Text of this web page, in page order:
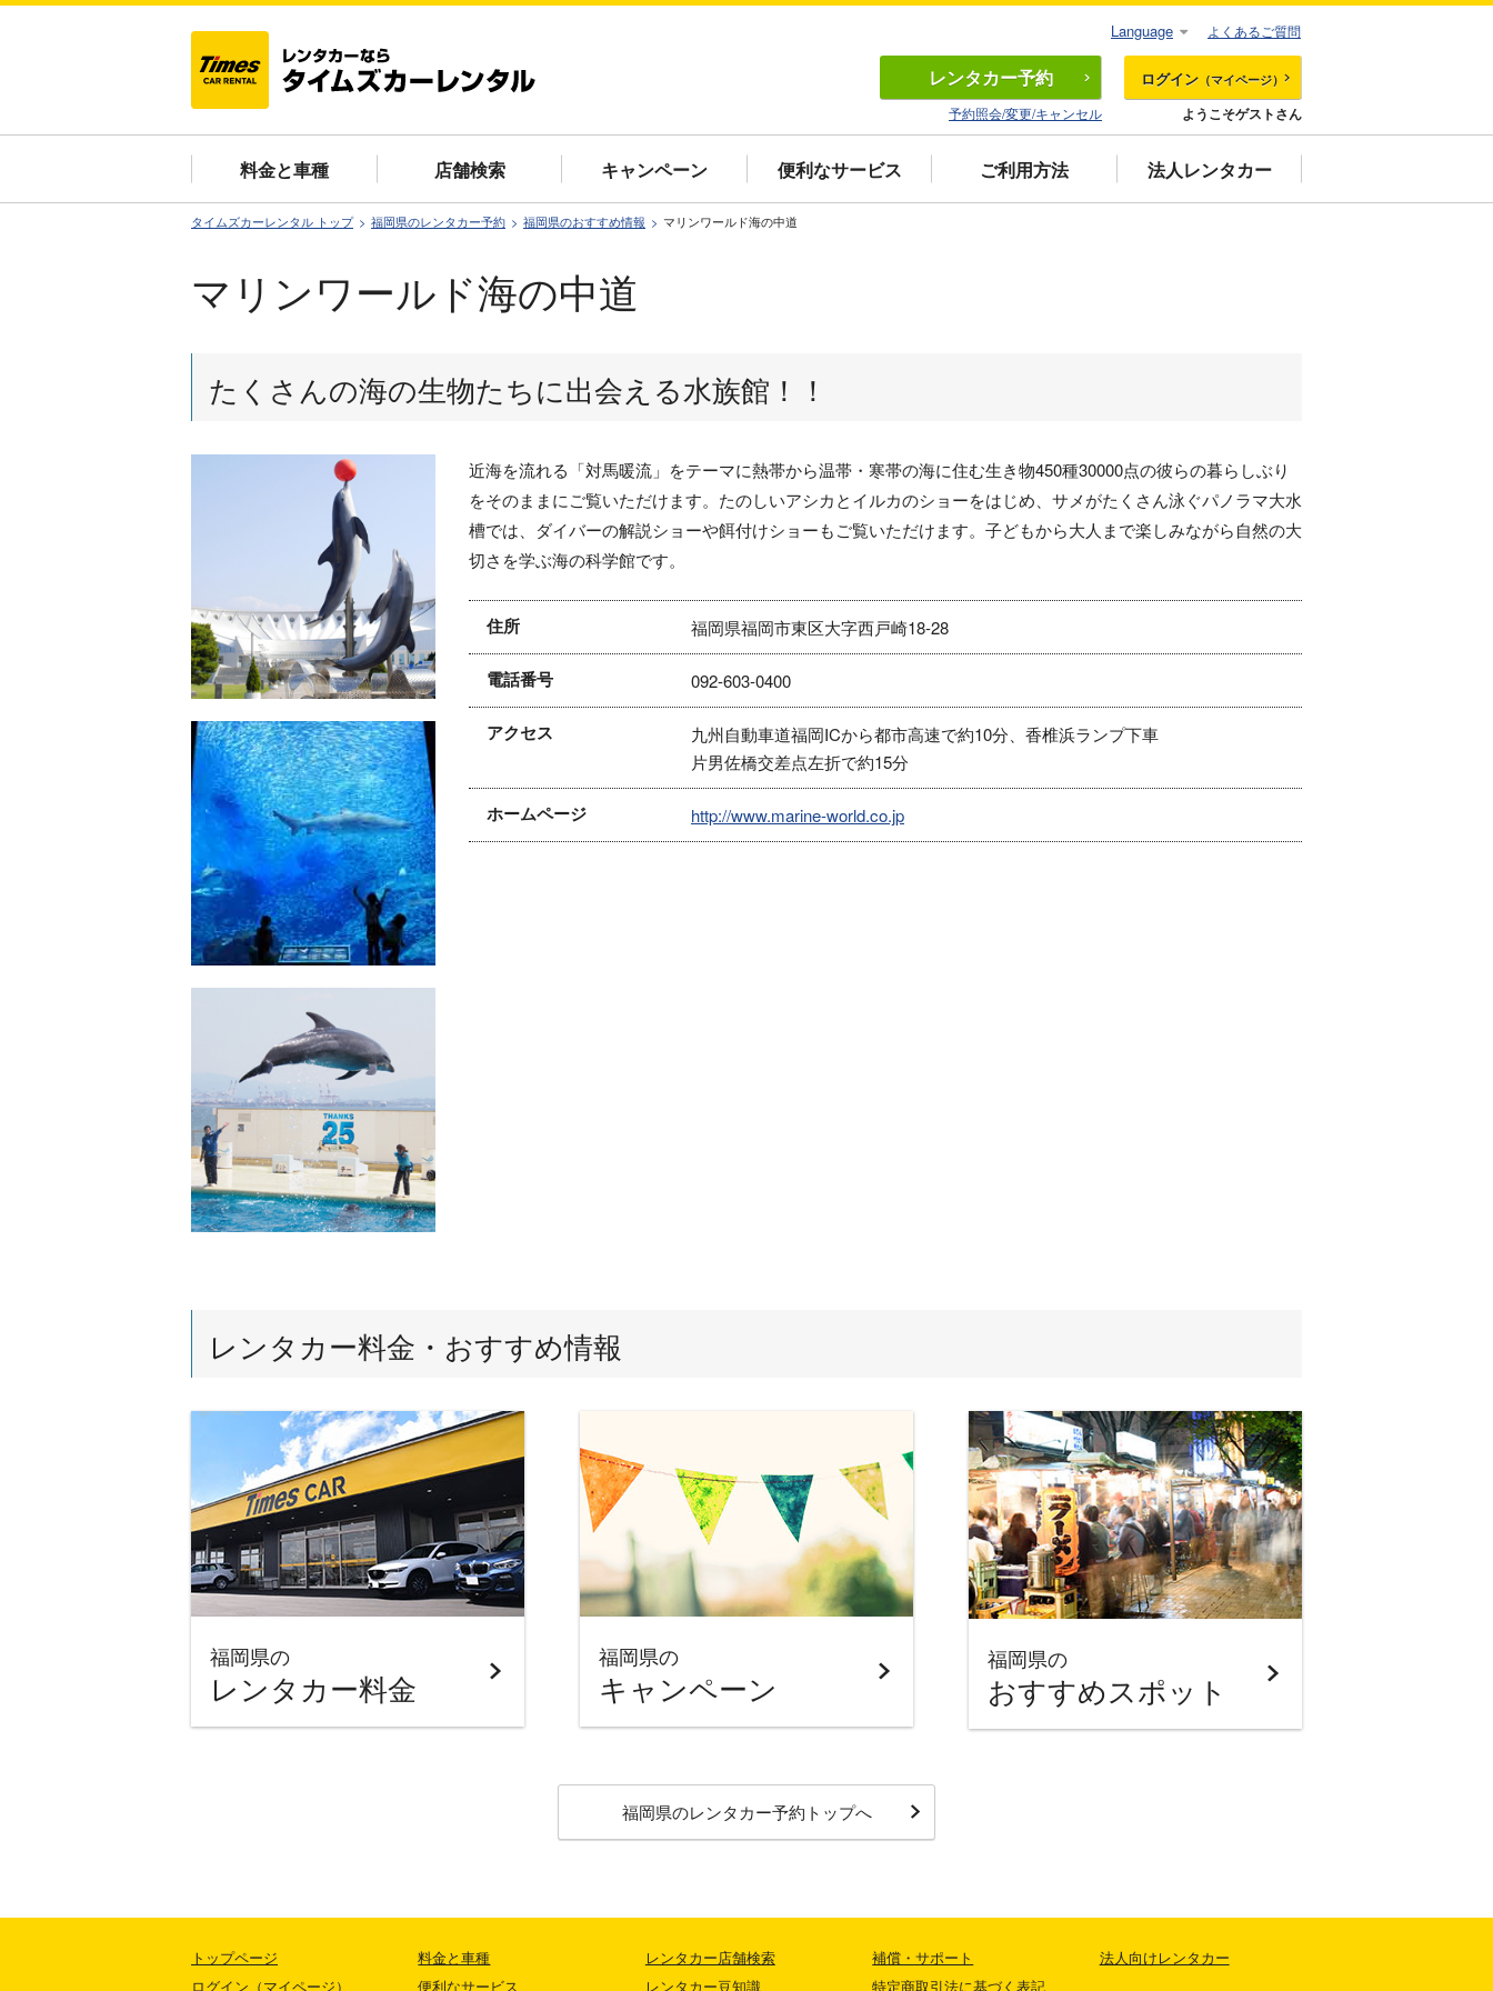
レンタカー予約
予約照会/変更/キャンセル
ログイン （マイページ）
ようこそゲストさん
料金と車種 店舗検索 キャンペーン 便利なサービス ご利用方法 法人レンタカー
よくあるご質問
Language
タイムズカーレンタル トップ 福岡県のレンタカー予約 福岡県のおすすめ情報 マリンワールド海の中道
マリンワールド海の中道
たくさんの海の生物たちに出会える水族館！！
近海を流れる「対馬暖流」をテーマに熱帯から温帯・寒帯の海に住む生き物450種30000点の彼らの暮らしぶり
をそのままにご覧いただけます。たのしいアシカとイルカのショーをはじめ、サメがたくさん泳ぐパノラマ大水
槽では、ダイバーの解説ショーや餌付けショーもご覧いただけます。子どもから大人まで楽しみながら自然の大
切さを学ぶ海の科学館です。
住所 福岡県福岡市東区大字西戸崎18-28
電話番号 092-603-0400
アクセス
九州自動車道福岡ICから都市高速で約10分、香椎浜ランプ下車
片男佐橋交差点左折で約15分
ホームページ http://www.marine-world.co.jp
レンタカー料金・おすすめ情報
福岡県の
レンタカー料金
福岡県の
キャンペーン
福岡県の
おすすめスポット
福岡県のレンタカー予約トップへ
トップページ
ログイン（マイページ）
料金と車種
便利なサービス
レンタカー店舗検索
レンタカー豆知識
補償・サポート
特定商取引法に基づく表記
法人向けレンタカー